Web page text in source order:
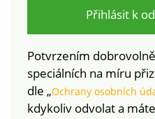
Přihlásit k
Potvrzením
speciálních na míru
dle „Ochrany osobních
kdykoliv odvolat a